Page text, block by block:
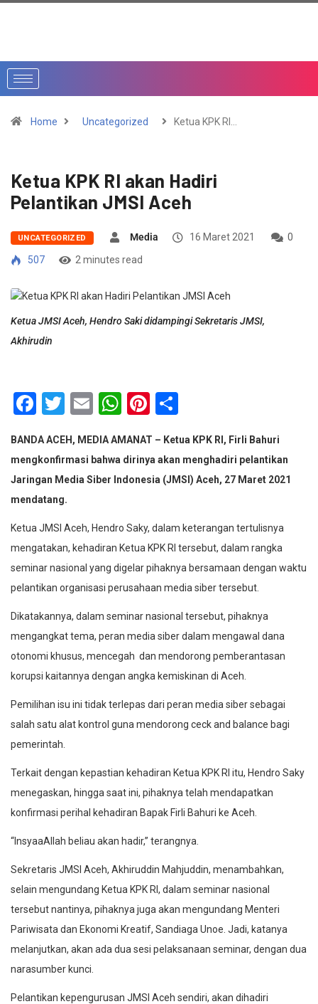
Home Uncategorized Ketua KPK RI…
Ketua KPK RI akan Hadiri
Pelantikan JMSI Aceh
UNCATEGORIZED Media 16 Maret 2021
0
507
2 minutes read
Ketua JMSI Aceh, Hendro Saki didampingi Sekretaris JMSI,
Akhirudin
Facebook
Twitter
EmailWhatsApp
Pinterest
BANDA ACEH, MEDIA AMANAT – Ketua KPK RI, Firli Bahuri
mengkonfirmasi bahwa dirinya akan menghadiri pelantikan
Jaringan Media Siber Indonesia (JMSI) Aceh, 27 Maret 2021
mendatang.
Ketua JMSI Aceh, Hendro Saky, dalam keterangan tertulisnya
mengatakan, kehadiran Ketua KPK RI tersebut, dalam rangka
seminar nasional yang digelar pihaknya bersamaan dengan waktu
pelantikan organisasi perusahaan media siber tersebut.
Dikatakannya, dalam seminar nasional tersebut, pihaknya
mengangkat tema, peran media siber dalam mengawal dana
otonomi khusus, mencegah dan mendorong pemberantasan
korupsi kaitannya dengan angka kemiskinan di Aceh.
Pemilihan isu ini tidak terlepas dari peran media siber sebagai
salah satu alat kontrol guna mendorong ceck and balance bagi
pemerintah.
Terkait dengan kepastian kehadiran Ketua KPK RI itu, Hendro Saky
menegaskan, hingga saat ini, pihaknya telah mendapatkan
konfirmasi perihal kehadiran Bapak Firli Bahuri ke Aceh.
“InsyaaAllah beliau akan hadir,” terangnya.
Sekretaris JMSI Aceh, Akhiruddin Mahjuddin, menambahkan,
selain mengundang Ketua KPK RI, dalam seminar nasional
tersebut nantinya, pihaknya juga akan mengundang Menteri
Pariwisata dan Ekonomi Kreatif, Sandiaga Unoe. Jadi, katanya
melanjutkan, akan ada dua sesi pelaksanaan seminar, dengan dua
narasumber kunci.
Pelantikan kepengurusan JMSI Aceh sendiri, akan dihadiri